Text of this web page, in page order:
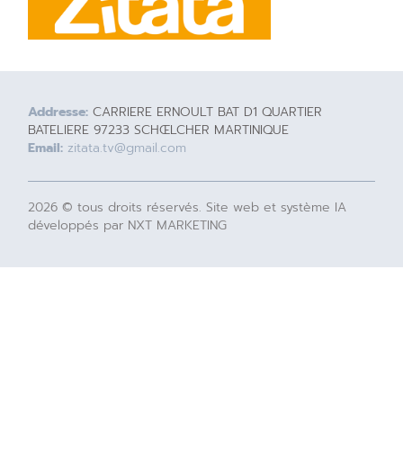
Addresse: CARRIERE ERNOULT BAT D1 QUARTIER
BATELIERE 97233 SCHŒLCHER MARTINIQUE
Email: zitata.tv@gmail.com
2026 © tous droits réservés. Site web et système IA
développés par NXT MARKETING